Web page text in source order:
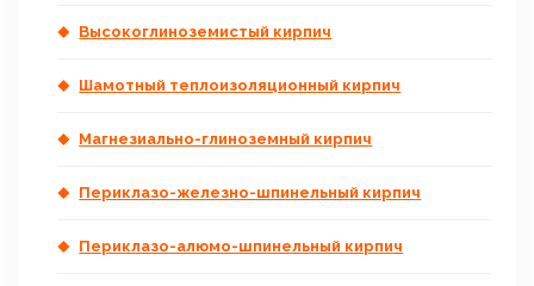
Высокоглиноземистый кирпич
Шамотный теплоизоляционный кирпич
Магнезиально-глиноземный кирпич
Периклазо-железно-шпинельный кирпич
Периклазо-алюмо-шпинельный кирпич